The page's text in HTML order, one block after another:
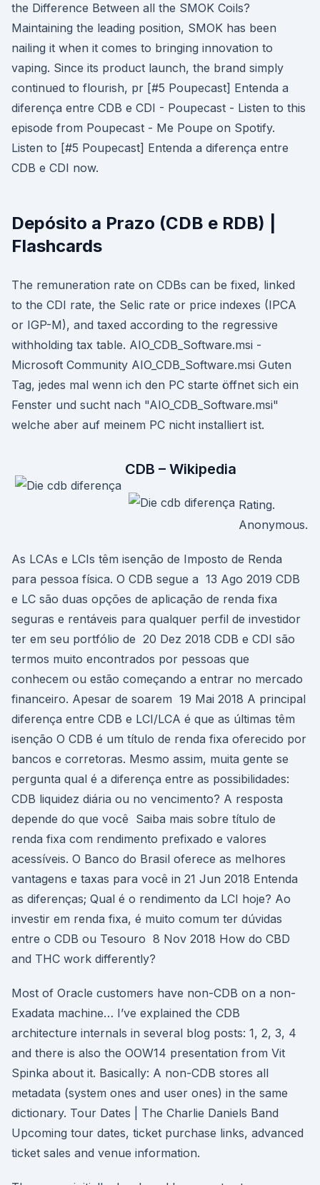
the Difference Between all the SMOK Coils?
Maintaining the leading position, SMOK has been
nailing it when it comes to bringing innovation to
vaping. Since its product launch, the brand simply
continued to flourish, pr [#5 Poupecast] Entenda a
diferença entre CDB e CDI - Poupecast - Listen to this
episode from Poupecast - Me Poupe on Spotify.
Listen to [#5 Poupecast] Entenda a diferença entre
CDB e CDI now.
Depósito a Prazo (CDB e RDB) |
Flashcards
The remuneration rate on CDBs can be fixed, linked
to the CDI rate, the Selic rate or price indexes (IPCA
or IGP-M), and taxed according to the regressive
withholding tax table. AIO_CDB_Software.msi -
Microsoft Community AIO_CDB_Software.msi Guten
Tag, jedes mal wenn ich den PC starte öffnet sich ein
Fenster und sucht nach "AIO_CDB_Software.msi"
welche aber auf meinem PC nicht installiert ist.
CDB – Wikipedia
Rating.
Anonymous.
As LCAs e LCIs têm isenção de Imposto de Renda
para pessoa física. O CDB segue a 13 Ago 2019 CDB
e LC são duas opções de aplicação de renda fixa
seguras e rentáveis para qualquer perfil de investidor
ter em seu portfólio de 20 Dez 2018 CDB e CDI são
termos muito encontrados por pessoas que
conhecem ou estão começando a entrar no mercado
financeiro. Apesar de soarem 19 Mai 2018 A principal
diferença entre CDB e LCI/LCA é que as últimas têm
isenção O CDB é um título de renda fixa oferecido por
bancos e corretoras. Mesmo assim, muita gente se
pergunta qual é a diferença entre as possibilidades:
CDB liquidez diária ou no vencimento? A resposta
depende do que você Saiba mais sobre título de
renda fixa com rendimento prefixado e valores
acessíveis. O Banco do Brasil oferece as melhores
vantagens e taxas para você in 21 Jun 2018 Entenda
as diferenças; Qual é o rendimento da LCI hoje? Ao
investir em renda fixa, é muito comum ter dúvidas
entre o CDB ou Tesouro 8 Nov 2018 How do CBD
and THC work differently?
Most of Oracle customers have non-CDB on a non-
Exadata machine… I’ve explained the CDB
architecture internals in several blog posts: 1, 2, 3, 4
and there is also the OOW14 presentation from Vit
Spinka about it. Basically: A non-CDB stores all
metadata (system ones and user ones) in the same
dictionary. Tour Dates | The Charlie Daniels Band
Upcoming tour dates, ticket purchase links, advanced
ticket sales and venue information.